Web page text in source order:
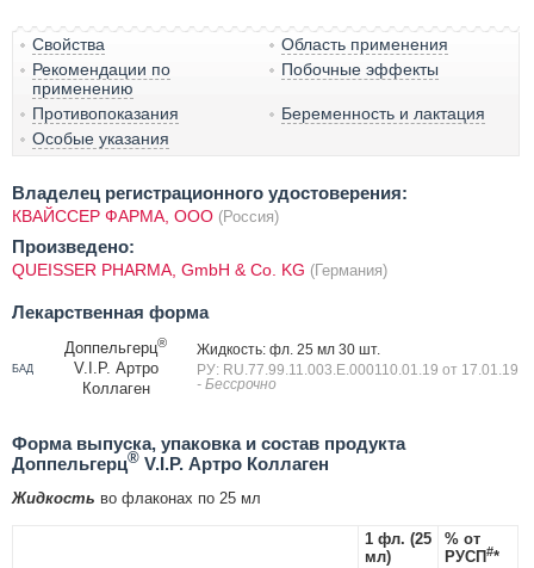
Свойства
Область применения
Рекомендации по
применению
Побочные эффекты
Противопоказания
Беременность и лактация
Особые указания
Владелец регистрационного удостоверения:
КВАЙССЕР ФАРМА, ООО (Россия)
Произведено:
QUEISSER PHARMA, GmbH & Co. KG (Германия)
Лекарственная форма
БАД
Доппельгерц®
V.I.P. Артро
Коллаген
Жидкость: фл. 25 мл 30 шт.
РУ: RU.77.99.11.003.E.000110.01.19 от 17.01.19
- Бессрочно
Форма выпуска, упаковка и состав продукта
Доппельгерц® V.I.P. Артро Коллаген
Жидкость во флаконах по 25 мл
1 фл. (25
мл)
% от
РУСП#*